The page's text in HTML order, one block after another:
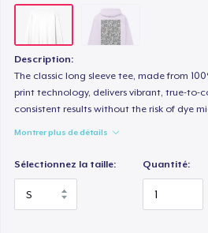
Description:
The classic long sleeve tee, made from
print technology, delivers vibrant, true-to-
consistent results without the risk of dye
Montrer plus de détails
Sélectionnez la taille: Quantité: